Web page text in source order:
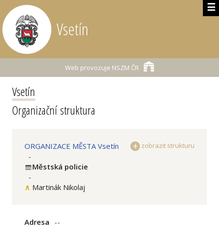
☰
Vsetín
Web provozuje NSZM ČR
Vsetín
Organizační struktura
zobrazit strukturu
ORGANIZACE MĚSTA Vsetín
-
Městská policie
-
Martinák Nikolaj
Adresa --